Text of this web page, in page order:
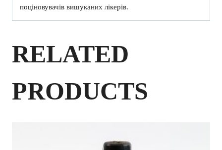
поціновувачів вишуканих лікерів.
RELATED
PRODUCTS